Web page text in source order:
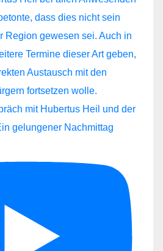
mit Hubertus Heil und der
gelungener Nachmittag